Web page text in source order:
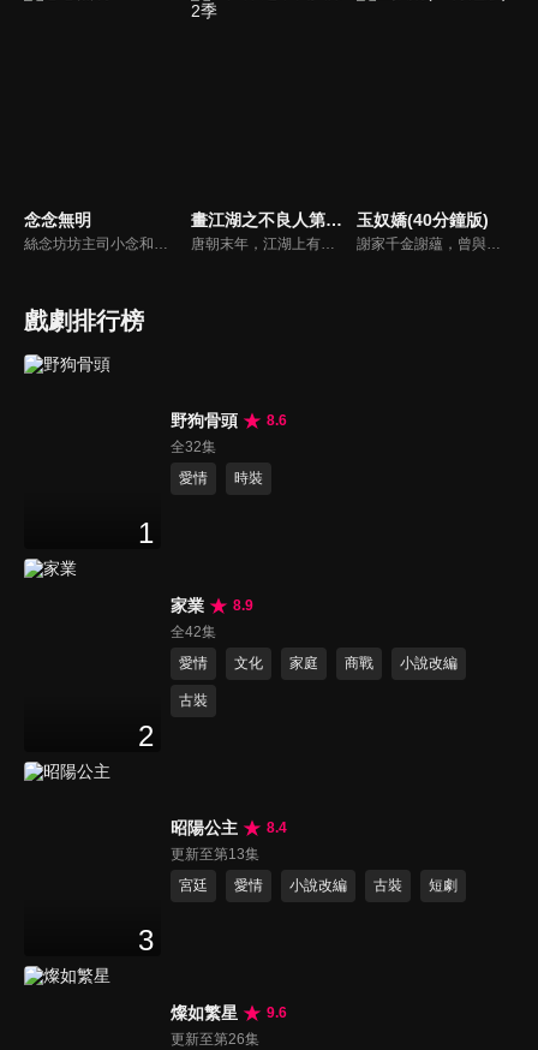
念念無明
絲念坊坊主司小念和仁安堂郎中晏無明，表面是花陵城中令人羨豔的一對佳偶，但實際上兩人卻是隱藏身份的江湖頂級女殺手和朝廷暗衛營今嵬司的指揮使。這天，司小念和晏無明同時收到任務，一個要暗殺世子，而另一個則是保護世子。恩愛的夫妻卻站在了彼此的對立面，而更大的陰謀也在逐漸顯現...
畫江湖之不良人第2季
唐朝末年，江湖上有個傳説，屬於神秘組織不良人的龍泉劍上隱藏着一個天大的秘密。一個名叫李星雲的神秘孤兒，偶然得到了傳説中的龍泉劍。如此一來，李星雲和龍泉劍引起了包括玄冥教、通文館、幻音坊和天師府等諸多門派的覬覦...
玉奴嬌(40分鐘版)
謝家千金謝蘊，曾與殷稷相識相愛，卻被誤會為背叛殷稷轉嫁齊王的始亂終棄之人。殷稷登上王位後，開啟了謝蘊地獄般的宮廷生活。謝蘊在與殷稷的愛恨糾葛中依然守住本心，兩人攜手粉碎了逆賊的陰謀。
戲劇排行榜
1
野狗骨頭
8.6
全32集
愛情
時裝
2
家業
8.9
全42集
愛情
文化 家庭 商戰 小說改編
古裝
3
昭陽公主
8.4
更新至第13集
宮廷
愛情 小說改編 古裝 短劇
燦如繁星
9.6
更新至第26集